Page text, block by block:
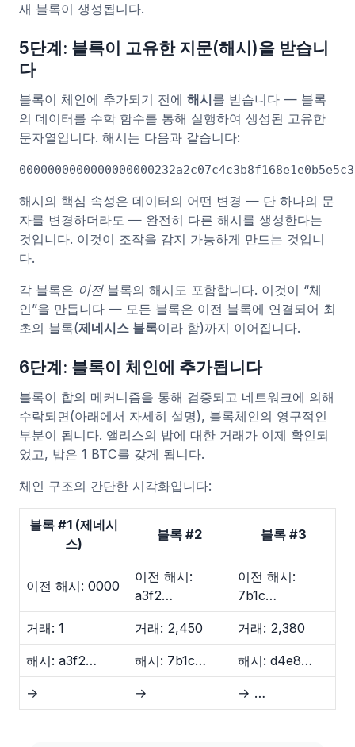
새 블록이 생성됩니다.
5단계: 블록이 고유한 지문(해시)을 받습니
다
블록이 체인에 추가되기 전에 해시를 받습니다 — 블록
의 데이터를 수학 함수를 통해 실행하여 생성된 고유한
문자열입니다. 해시는 다음과 같습니다:
해시의 핵심 속성은 데이터의 어떤 변경 — 단 하나의 문
자를 변경하더라도 — 완전히 다른 해시를 생성한다는
것입니다. 이것이 조작을 감지 가능하게 만드는 것입니
다.
각 블록은 이전블록의 해시도 포함합니다. 이것이 “체
인”을 만듭니다 — 모든 블록은 이전 블록에 연결되어 최
초의 블록(제네시스 블록이라 함)까지 이어집니다.
6단계: 블록이 체인에 추가됩니다
블록이 합의 메커니즘을 통해 검증되고 네트워크에 의해
수락되면(아래에서 자세히 설명), 블록체인의 영구적인
부분이 됩니다. 앨리스의 밥에 대한 거래가 이제 확인되
었고, 밥은 1 BTC를 갖게 됩니다.
체인 구조의 간단한 시각화입니다:
블록 #1 (제네시
스)
블록 #2 블록 #3
이전 해시: 0000
이전 해시:
a3f2…
이전 해시:
7b1c…
거래: 1 거래: 2,450 거래: 2,380
해시: a3f2… 해시: 7b1c… 해시: d4e8…
→ → → …